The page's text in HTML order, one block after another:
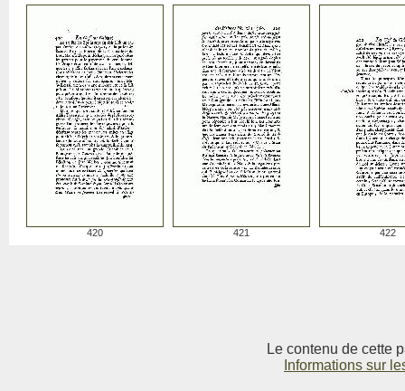
420 421 422
Le contenu de cette
Informations sur